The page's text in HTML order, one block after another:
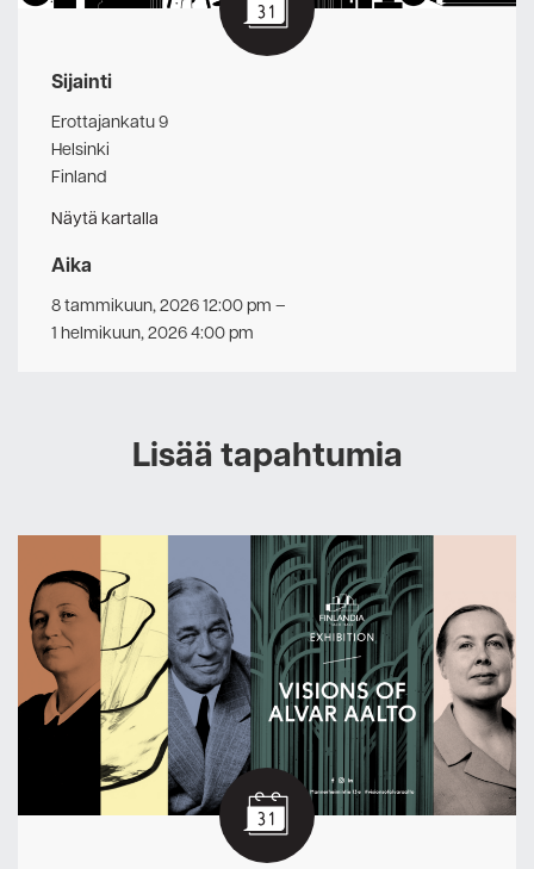
Sijainti
Erottajankatu 9
Helsinki
Finland
Näytä kartalla
Aika
8 tammikuun, 2026 12:00 pm –
1 helmikuun, 2026 4:00 pm
Lisää tapahtumia